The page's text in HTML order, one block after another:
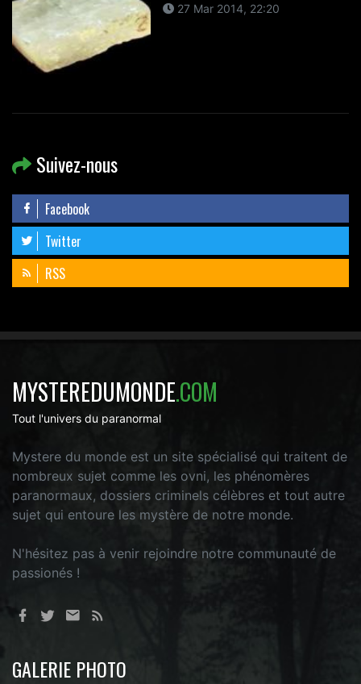
27 Mar 2014, 22:20
Suivez-nous
Facebook
Twitter
RSS
MYSTEREDUMONDE.COM
Tout l'univers du paranormal
Mystere du monde est un site spécialisé qui traitent de
nombreux sujet comme les ovni, les phénomères
paranormaux, dossiers criminels célèbres et tout autre
sujet qui entoure les mystère de notre monde.
N'hésitez pas à venir rejoindre notre communauté de
passionés !
GALERIE PHOTO